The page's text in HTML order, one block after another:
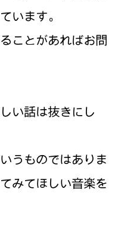
います。
ことがあればお問
い話は抜きにし
うものではありま
みてほしい音楽を